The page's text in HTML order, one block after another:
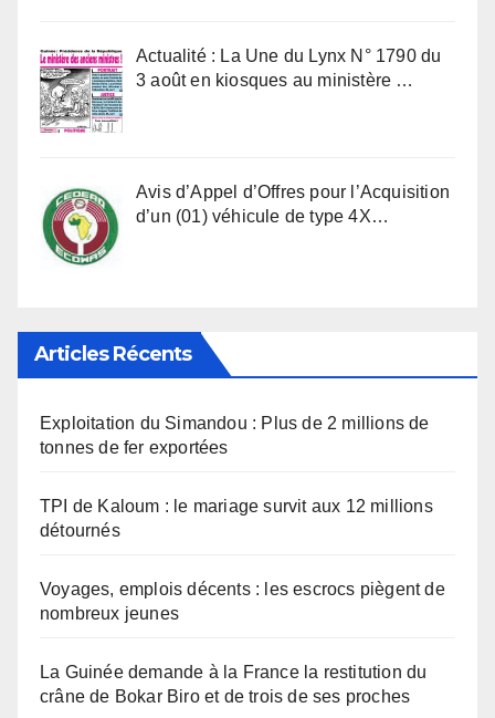
Actualité : La Une du Lynx N° 1790 du
3 août en kiosques au ministère …
Avis d’Appel d’Offres pour l’Acquisition
d’un (01) véhicule de type 4X…
Articles Récents
Exploitation du Simandou : Plus de 2 millions de
tonnes de fer exportées
TPI de Kaloum : le mariage survit aux 12 millions
détournés
Voyages, emplois décents : les escrocs piègent de
nombreux jeunes
La Guinée demande à la France la restitution du
crâne de Bokar Biro et de trois de ses proches